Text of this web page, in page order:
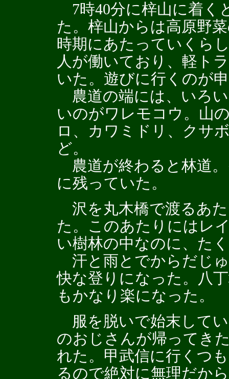
7時40分に梓山に着く
た。梓山からは高原野
時期にあたっていくら
人が働いており、軽ト
いた。遊びに行くのが
農道の端には、いろ
いのがワレモコウ。山
ロ、カワミドリ、クサ
ど。
農道が終わると林道
に残っていた。
沢を丸木橋で渡るあ
た。このあたりにはレ
い樹林の中なのに、た
汗と雨とでからだじ
快な登りになった。八
もかなり楽になった。
服を脱いで始末して
のおじさんが帰ってき
れた。甲武信に行くつ
るので絶対に無理だか